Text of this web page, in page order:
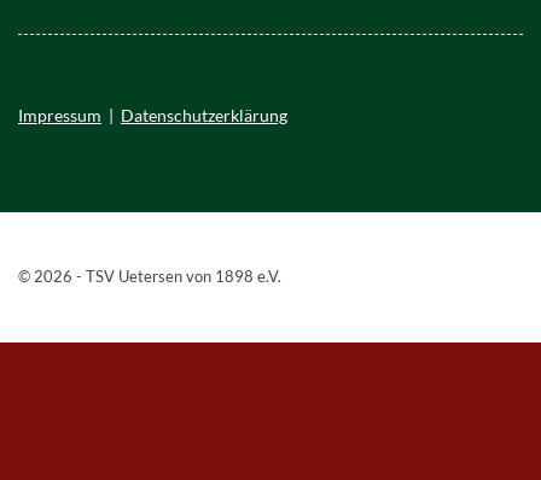
Impressum | Datenschutzerklärung
© 2026 - TSV Uetersen von 1898 e.V.